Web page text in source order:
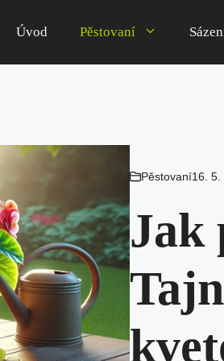
Úvod Pěstovaní
Pěstovaní16. 5.
Jak